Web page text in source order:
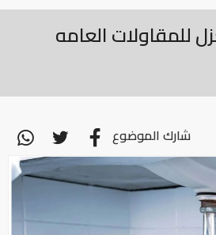
للمقاولات العامه
شارك الموضوع